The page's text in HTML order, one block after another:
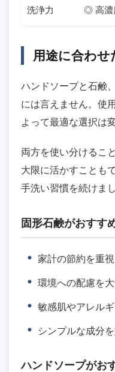
洗浄力 ◎ 高濃
用途に合わせ
ハンドソープと石鹸
には言えません。使
よって最適な選択は
両方を使い分けるこ
大限に活かすことも
手洗い習慣を続けまし
固形石鹸がおすす
家計の節約を重
環境への配慮を
敏感肌やアレル
シンプルな成分
ハンドソープがお